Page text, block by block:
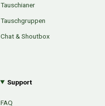
Tauschianer
Tauschgruppen
Chat & Shoutbox
Support
FAQ